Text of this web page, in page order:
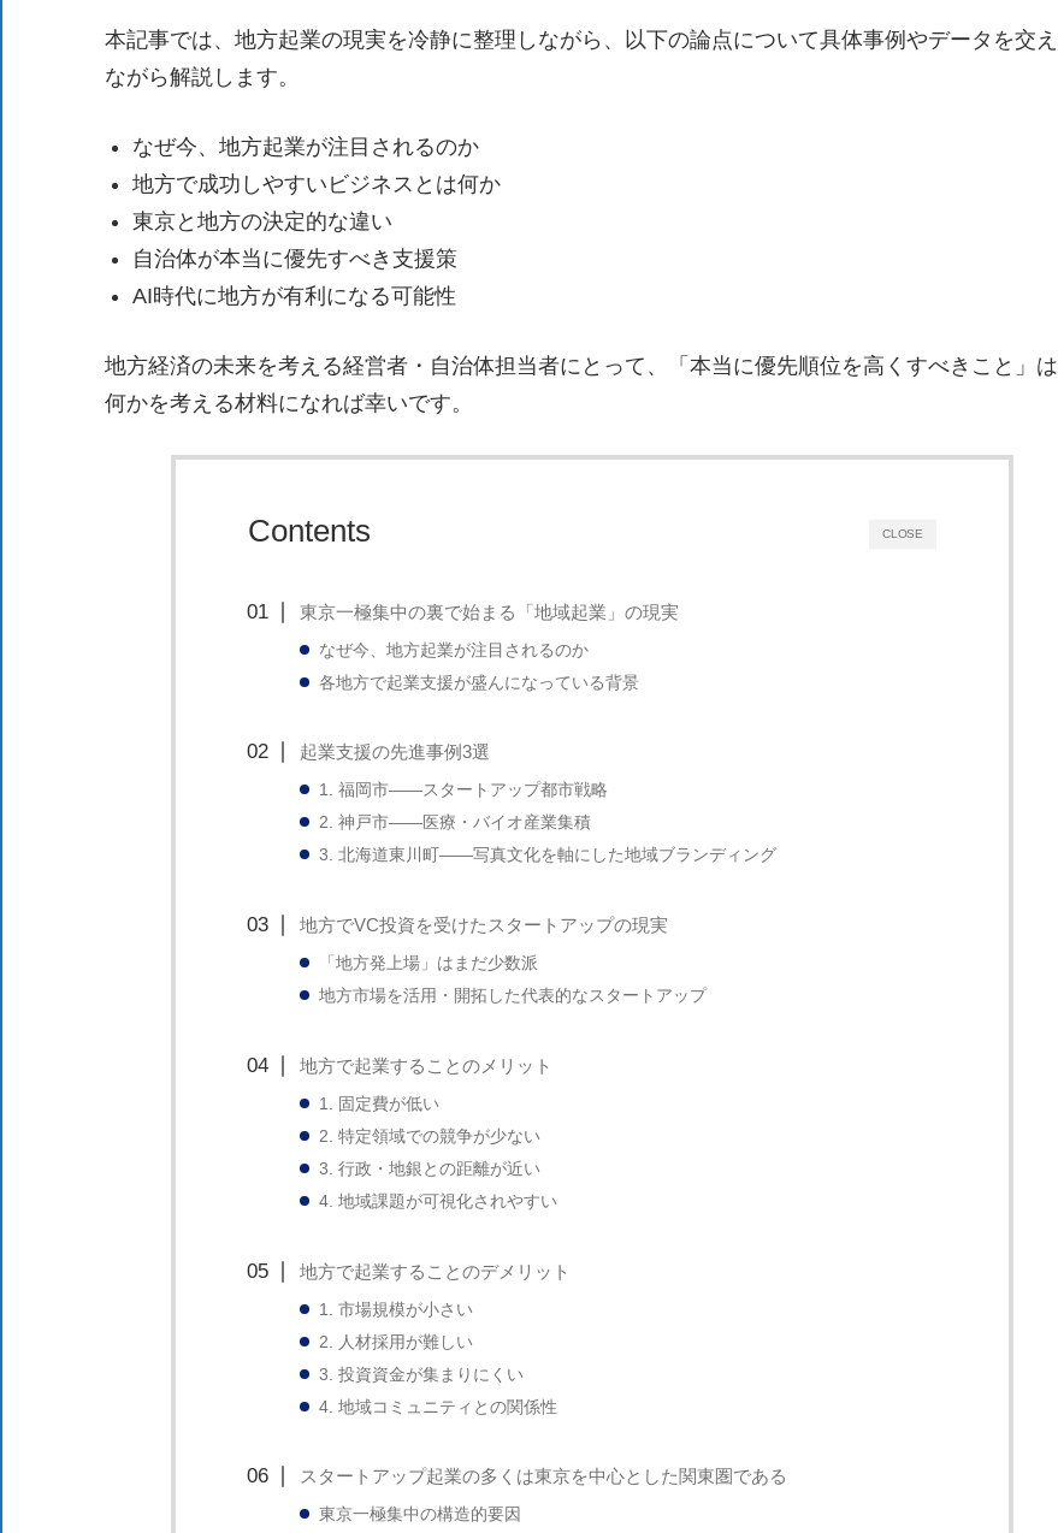
組
み
い
て
も
ご
介
し
本記事では、地方起業の現実を冷静に整理しながら、以下の論点について具体事例やデータを交え
ながら解説します。
なぜ今、地方起業が注目されるのか
地方で成功しやすいビジネスとは何か
東京と地方の決定的な違い
自治体が本当に優先すべき支援策
AI時代に地方が有利になる可能性
地方経済の未来を考える経営者・自治体担当者にとって、「本当に優先順位を高くすべきこと」は
何かを考える材料になれば幸いです。
CLOSE
Contents
東京一極集中の裏で始まる「地域起業」の現実
なぜ今、地方起業が注目されるのか
各地方で起業支援が盛んになっている背景
起業支援の先進事例3選
1. 福岡市――スタートアップ都市戦略
2. 神戸市――医療・バイオ産業集積
3. 北海道東川町――写真文化を軸にした地域ブランディング
地方でVC投資を受けたスタートアップの現実
「地方発上場」はまだ少数派
地方市場を活用・開拓した代表的なスタートアップ
地方で起業することのメリット
1. 固定費が低い
2. 特定領域での競争が少ない
3. 行政・地銀との距離が近い
4. 地域課題が可視化されやすい
地方で起業することのデメリット
1. 市場規模が小さい
2. 人材採用が難しい
3. 投資資金が集まりにくい
4. 地域コミュニティとの関係性
スタートアップ起業の多くは東京を中心とした関東圏である
東京一極集中の構造的要因